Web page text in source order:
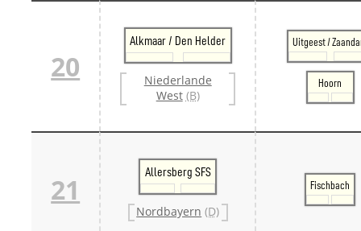
20
Alkmaar / Den Helder
Niederlande
West (B)
Uitgeest /
Hoorn
21
Allersberg SFS
Nordbayern (D)
Fischbach